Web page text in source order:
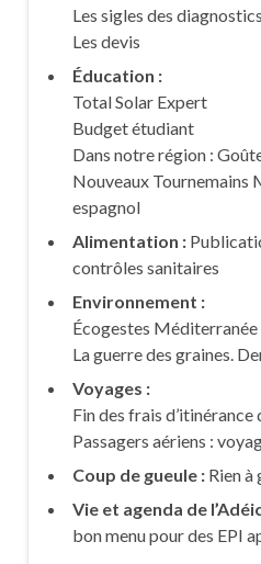
Les sigles des
Les devis
Éducation :
Total Solar Expert
Budget étudiant
Dans notre région :
Nouveaux Tournemains
espagnol
Alimentation :
contrôles sanitaires
Environnement :
Écogestes
La guerre des graines.
Voyages :
Fin des frais d’itinérance
Passagers aériens :
Coup de gueule : Rien à
Vie et agenda de
bon menu pour des EPI